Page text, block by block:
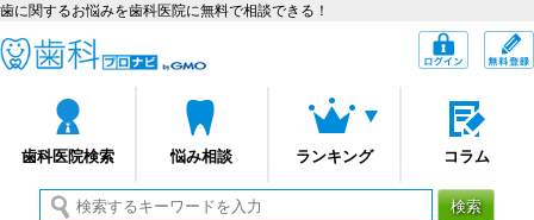
歯に関するお悩みを歯科医院に無料で相談できる！
歯科医院検索 悩み相談 ランキング コラム
ログイン
検索